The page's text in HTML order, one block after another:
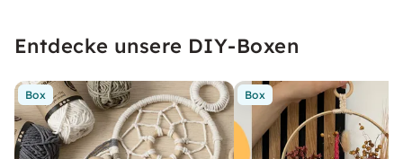
Entdecke unsere DIY-Boxen
Box Box